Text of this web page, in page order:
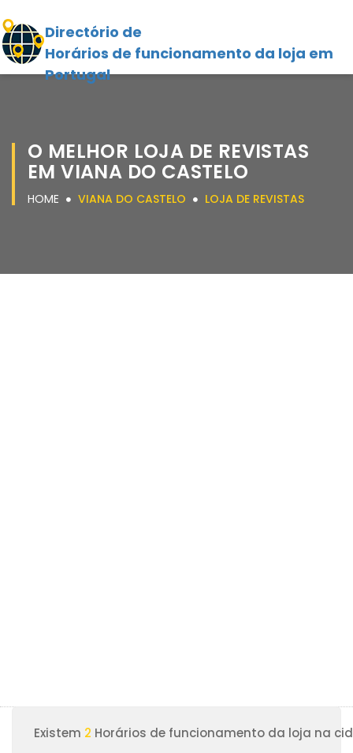
Directório de
Horários de funcionamento da loja em
Portugal
O MELHOR LOJA DE REVISTAS
EM VIANA DO CASTELO
HOME VIANA DO CASTELO LOJA DE REVISTAS
Existem 2 Horários de funcionamento da loja na